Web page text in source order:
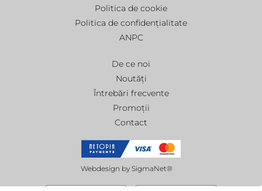
Politica de cookie
Politica de confidențialitate
ANPC
De ce noi
Noutăți
Întrebări frecvente
Promoții
Contact
Webdesign by SigmaNet®